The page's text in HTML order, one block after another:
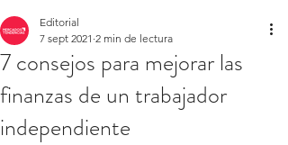
7 consejos para mejorar las
finanzas de un trabajador
independiente
Editorial
7 sept 2021 2 min de lectura